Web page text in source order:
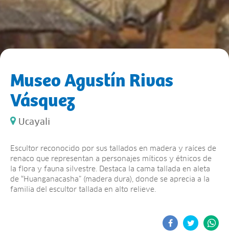
Museo Agustín Rivas
Vásquez
Ucayali
Escultor reconocido por sus tallados en madera y raíces de
renaco que representan a personajes míticos y étnicos de
la flora y fauna silvestre. Destaca la cama tallada en aleta
de “Huanganacasha” (madera dura), donde se aprecia a la
familia del escultor tallada en alto relieve.